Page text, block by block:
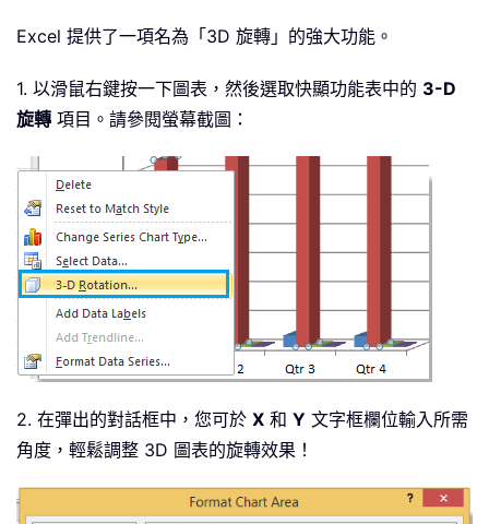
Excel 提供了一項名為「3D 旋轉」的強大功能。
1. 以滑鼠右鍵按一下圖表，然後選取快顯功能表中的 3-D
旋轉 項目。請參閱螢幕截圖：
2. 在彈出的對話框中，您可於 X 和 Y 文字框欄位輸入所需
角度，輕鬆調整 3D 圖表的旋轉效果！